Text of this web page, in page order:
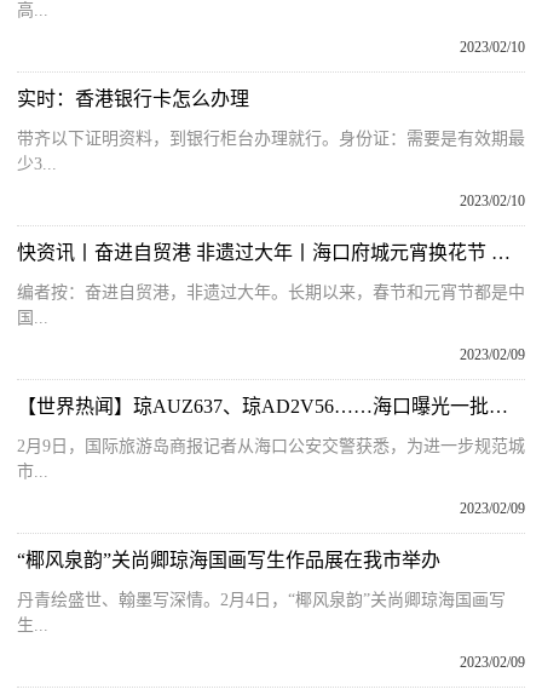
高...
2023/02/10
实时：香港银行卡怎么办理
带齐以下证明资料，到银行柜台办理就行。身份证：需要是有效期最
少3...
2023/02/10
快资讯丨奋进自贸港 非遗过大年丨海口府城元宵换花节 热闹非凡的迎春盛会
编者按：奋进自贸港，非遗过大年。长期以来，春节和元宵节都是中
国...
2023/02/09
【世界热闻】琼AUZ637、琼AD2V56……海口曝光一批车辆！有你的车吗？
2月9日，国际旅游岛商报记者从海口公安交警获悉，为进一步规范城
市...
2023/02/09
“椰风泉韵”关尚卿琼海国画写生作品展在我市举办
丹青绘盛世、翰墨写深情。2月4日，“椰风泉韵”关尚卿琼海国画写
生...
2023/02/09